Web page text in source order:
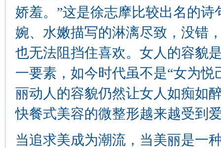
娇羞。”这是徐志摩比较出名的诗
婉、水嫩描写的淋漓尽致，没错
也无法阻挡住喜欢。女人的容貌
一要素，如今时代虽不是“女为悦
丽动人的容貌仍然让女人如痴如
快餐式美容的微整形越来越受到
当追求美成为潮流，当美丽是一